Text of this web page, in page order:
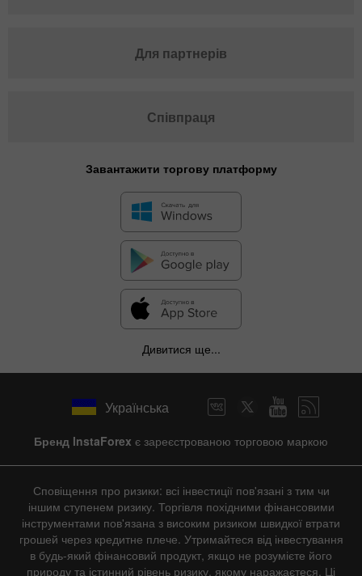
Для партнерів
Співпраця
Завантажити торгову платформу
Дивитися ще...
Українська
Бренд InstaForex є зареєстрованою торговою маркою
Сповіщення про ризики: всі інвестиції пов'язані з тим чи
іншим ступенем ризику. Торгівля похідними фінансовими
інструментами пов'язана з високим ризиком швидкої втрати
грошей через кредитне плече. Утримайтеся від інвестування
в будь-який фінансовий продукт, якщо не розумієте його
природу та істинний рівень ризику, якому наражаєтеся. Ці